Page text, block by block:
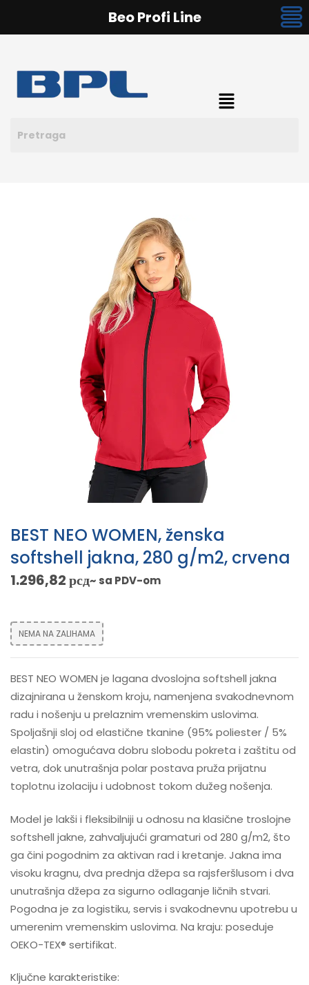
BEST NEO WOMEN, ženska
softshell jakna, 280 g/m2, crvena
1.296,82рсд~ sa PDV-om
NEMA NA ZALIHAMA
BEST NEO WOMEN je lagana dvoslojna softshell jakna
dizajnirana u ženskom kroju, namenjena svakodnevnom
radu i nošenju u prelaznim vremenskim uslovima.
Spoljašnji sloj od elastične tkanine (95% poliester / 5%
elastin) omogućava dobru slobodu pokreta i zaštitu od
vetra, dok unutrašnja polar postava pruža prijatnu
toplotnu izolaciju i udobnost tokom dužeg nošenja.
Model je lakši i fleksibilniji u odnosu na klasične troslojne
softshell jakne, zahvaljujući gramaturi od 280 g/m2, što
ga čini pogodnim za aktivan rad i kretanje. Jakna ima
visoku kragnu, dva prednja džepa sa rajsferšlusom i dva
unutrašnja džepa za sigurno odlaganje ličnih stvari.
Pogodna je za logistiku, servis i svakodnevnu upotrebu u
umerenim vremenskim uslovima. Na kraju: poseduje
OEKO-TEX® sertifikat.
Ključne karakteristike:
Beo Profi Line